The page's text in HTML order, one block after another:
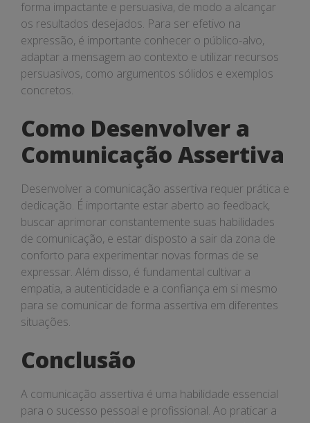
forma impactante e persuasiva, de modo a alcançar
os resultados desejados. Para ser efetivo na
expressão, é importante conhecer o público-alvo,
adaptar a mensagem ao contexto e utilizar recursos
persuasivos, como argumentos sólidos e exemplos
concretos.
Como Desenvolver a
Comunicação Assertiva
Desenvolver a comunicação assertiva requer prática e
dedicação. É importante estar aberto ao feedback,
buscar aprimorar constantemente suas habilidades
de comunicação, e estar disposto a sair da zona de
conforto para experimentar novas formas de se
expressar. Além disso, é fundamental cultivar a
empatia, a autenticidade e a confiança em si mesmo
para se comunicar de forma assertiva em diferentes
situações.
Conclusão
A comunicação assertiva é uma habilidade essencial
para o sucesso pessoal e profissional. Ao praticar a